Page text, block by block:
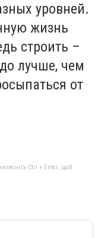
уровней.
жизнь
строить –
лучше, чем
от
Ctrl + Enter, щоб